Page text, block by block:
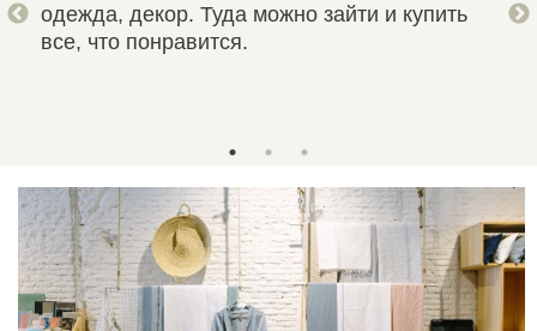
одежда, декор. Туда можно зайти и купить
все, что понравится.